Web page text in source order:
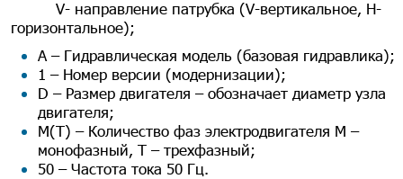
V- направление патрубка (V-вертикальное, Н-
горизонтальное);
А – Гидравлическая модель (базовая гидравлика);
1 – Номер версии (модернизации);
D – Размер двигателя – обозначает диаметр узла
двигателя;
М(Т) – Количество фаз электродвигателя М –
монофазный, Т – трехфазный;
50 – Частота тока 50 Гц.